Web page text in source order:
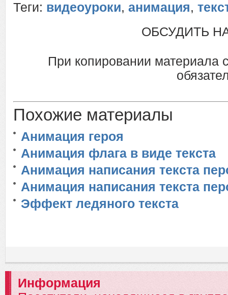
Теги: видеоуроки, анимация,
ОБСУДИТЬ
При копировании материала
Похожие материалы
Анимация героя
Анимация флага в виде текста
Анимация написания текста
Анимация написания текста
Эффект ледяного текста
Информация